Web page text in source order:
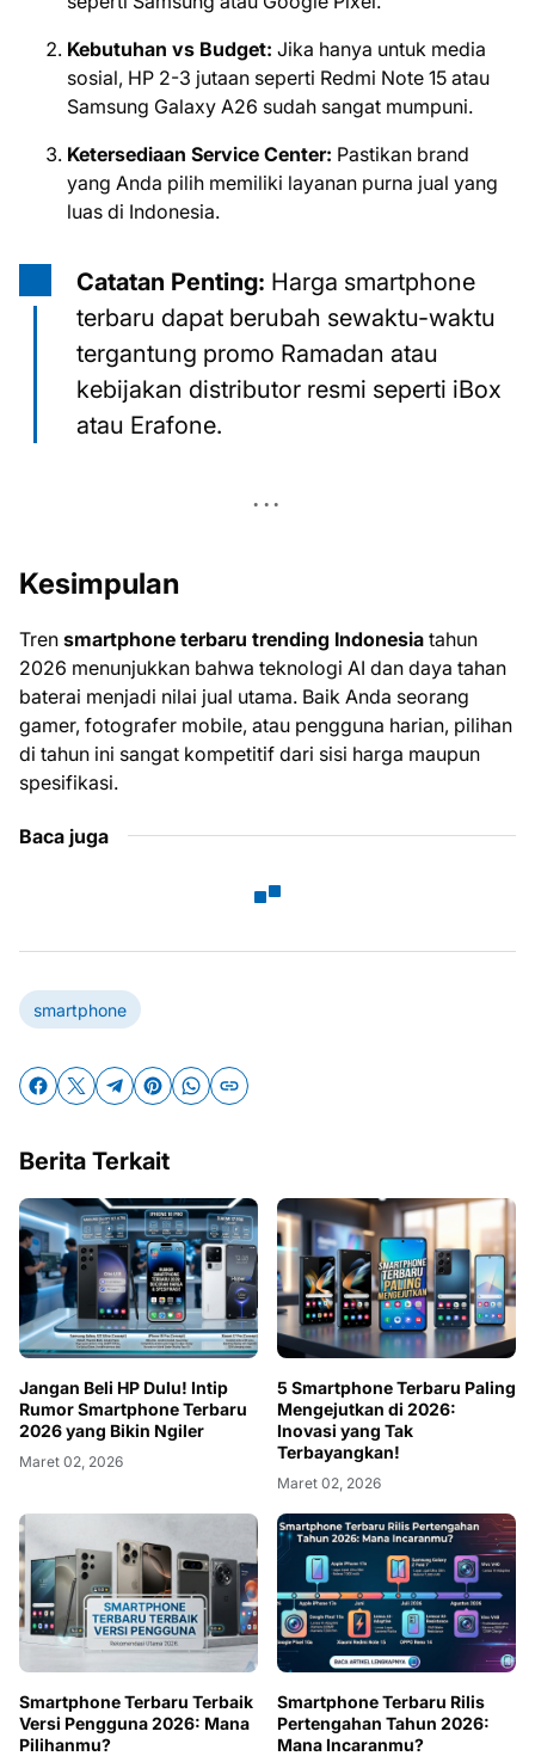
Kebutuhan vs Budget: Jika hanya untuk media
sosial, HP 2-3 jutaan seperti Redmi Note 15 atau
Samsung Galaxy A26 sudah sangat mumpuni.
Ketersediaan Service Center: Pastikan brand
yang Anda pilih memiliki layanan purna jual yang
luas di Indonesia.
Catatan Penting: Harga smartphone
terbaru dapat berubah sewaktu-waktu
tergantung promo Ramadan atau
kebijakan distributor resmi seperti iBox
atau Erafone.
Kesimpulan
Tren smartphone terbaru trending Indonesia tahun
2026 menunjukkan bahwa teknologi AI dan daya tahan
baterai menjadi nilai jual utama. Baik Anda seorang
gamer, fotografer mobile, atau pengguna harian, pilihan
di tahun ini sangat kompetitif dari sisi harga maupun
spesifikasi.
Baca juga
smartphone
Berita Terkait
Jangan Beli HP Dulu! Intip
Rumor Smartphone Terbaru
2026 yang Bikin Ngiler
Maret 02, 2026
5 Smartphone Terbaru Paling
Mengejutkan di 2026:
Inovasi yang Tak
Terbayangkan!
Maret 02, 2026
Smartphone Terbaru Terbaik
Versi Pengguna 2026: Mana
Pilihanmu?
Smartphone Terbaru Rilis
Pertengahan Tahun 2026:
Mana Incaranmu?